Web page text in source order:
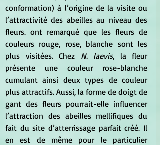
conformation) à l’origine de la visite ou
l’attractivité des abeilles au niveau des
fleurs. ont remarqué que les fleurs de
couleurs rouge, rose, blanche sont les
plus visitées. Chez N. laevis, la fleur
présente une couleur rose-blanche
cumulant ainsi deux types de couleur
plus attractifs. Aussi, la forme de doigt de
gant des fleurs pourrait-elle influencer
l’attraction des abeilles mellifiques du
fait du site d’atterrissage parfait créé. Il
en est de même pour le particulier